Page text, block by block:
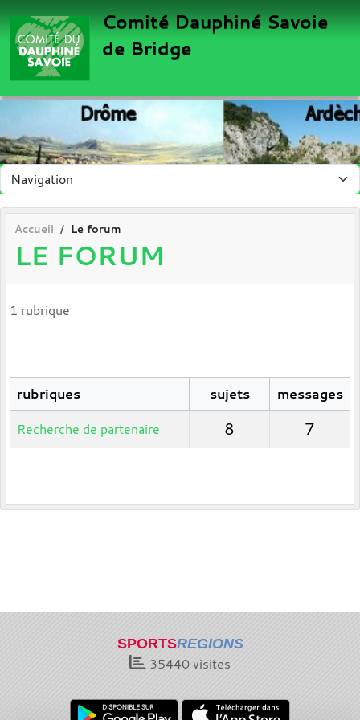
Comité Dauphiné Savoie
de Bridge
Accueil Le forum
LE FORUM
1 rubrique
rubriques sujets
messages
Recherche de partenaire
8 7
SPORTSREGIONS
35440visites
Panneau de gestion des cookies